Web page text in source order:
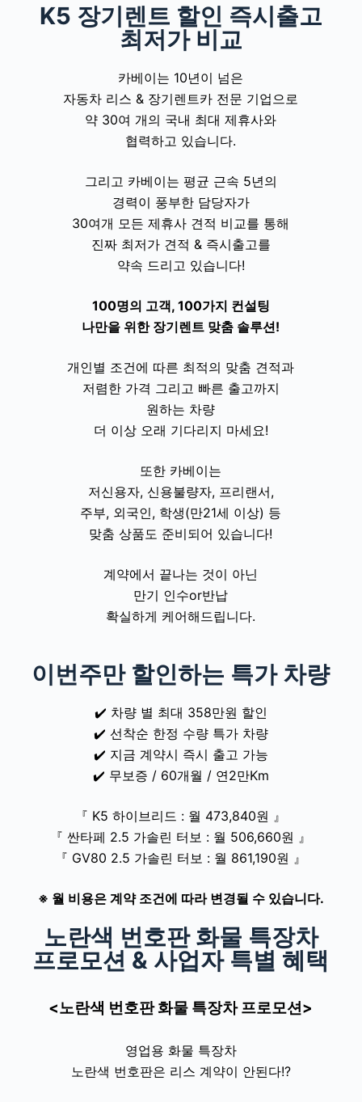
K5 장기렌트 할인 즉시출고
최저가 비교
카베이는 10년이 넘은
자동차 리스 & 장기렌트카 전문 기업으로
약 30여 개의 국내 최대 제휴사와
협력하고 있습니다.
그리고 카베이는 평균 근속 5년의
경력이 풍부한 담당자가
30여개 모든 제휴사 견적 비교를 통해
진짜 최저가 견적 & 즉시출고를
약속 드리고 있습니다!
100명의 고객, 100가지 컨설팅
나만을 위한 장기렌트 맞춤 솔루션!
개인별 조건에 따른 최적의 맞춤 견적과
저렴한 가격 그리고 빠른 출고까지
원하는 차량
더 이상 오래 기다리지 마세요!
또한 카베이는
저신용자, 신용불량자, 프리랜서,
주부, 외국인, 학생(만21세 이상) 등
맞춤 상품도 준비되어 있습니다!
계약에서 끝나는 것이 아닌
만기 인수or반납
확실하게 케어해드립니다.
이번주만 할인하는 특가 차량
✔️ 차량 별 최대 358만원 할인
✔️ 선착순 한정 수량 특가 차량
✔️ 지금 계약시 즉시 출고 가능
✔️ 무보증 / 60개월 / 연2만Km
『 K5 하이브리드 : 월 473,840원 』
『 싼타페 2.5 가솔린 터보 : 월 506,660원 』
『 GV80 2.5 가솔린 터보 : 월 861,190원 』
※ 월 비용은 계약 조건에 따라 변경될 수 있습니다.
노란색 번호판 화물 특장차
프로모션 & 사업자 특별 혜택
<노란색 번호판 화물 특장차 프로모션>
영업용 화물 특장차
노란색 번호판은 리스 계약이 안된다!?